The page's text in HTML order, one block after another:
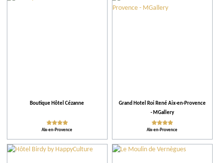
Boutique Hôtel Cézanne
Aix-en-Provence
Grand Hotel Roi René Aix-en-Provence
- MGallery
Aix-en-Provence